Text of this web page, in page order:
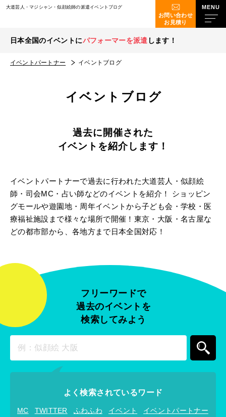
大道芸人・マジシャン・似顔絵師の派遣イベントブログ
お問い合わせ
お見積り
日本全国のイベントにパフォーマーを派遣 します！
イベントパートナー イベントブログ
イベントブログ
過去に開催された
イベントを紹介します！
イベントパートナーで過去に行われた大道芸人・似顔絵
師・司会MC・占い師などのイベントを紹介！ ショッピン
グモールや遊園地・周年イベントから子ども会・学校・医
療福祉施設まで様々な場所で開催！ 東京・大阪・名古屋な
どの都市部から、各地方まで日本全国対応！
フリーワードで
過去のイベントを
検索してみよう
よく検索されているワード
MC TWITTER ふわふわ イベント
イベントパートナー